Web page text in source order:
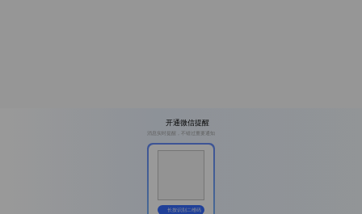
开通微信提醒
消息实时提醒，不错过重要通知
长按识别二维码